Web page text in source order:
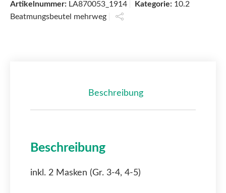
Artikelnummer: LA870053_1914 Kategorie: 10.2
Beatmungsbeutel mehrweg
Beschreibung
Beschreibung
inkl. 2 Masken (Gr. 3-4, 4-5)